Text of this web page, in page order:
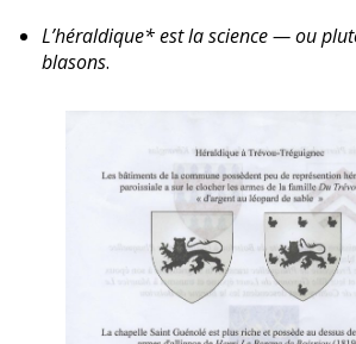
L’héraldique* est la science — ou
blasons.